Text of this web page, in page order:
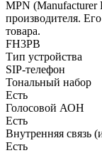
MPN (Manufacturer
производителя.
товара.
FH3PB
Тип устройства
SIP-телефон
Тональный набор
Есть
Голосовой АОН
Есть
Внутренняя связь
Есть